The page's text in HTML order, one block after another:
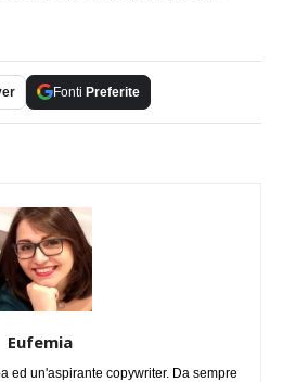
Fonti Preferite
Eufemia
ed un'aspirante copywriter. Da sempre